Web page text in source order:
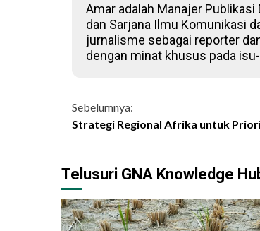
Amar adalah Manajer
dan Sarjana Ilmu Komunikasi
jurnalisme sebagai reporter
dengan minat khusus pada
Continue
Sebelumnya:
Strategi Regional Afrika untuk
Telusuri GNA Knowledge